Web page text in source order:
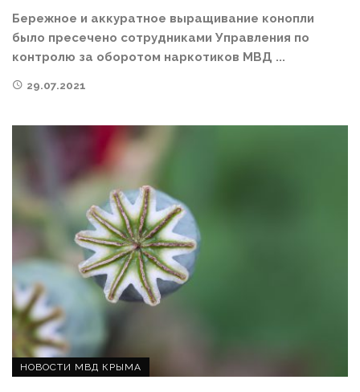
Бережное и аккуратное выращивание конопли
было пресечено сотрудниками Управления по
контролю за оборотом наркотиков МВД ...
29.07.2021
НОВОСТИ МВД КРЫМА